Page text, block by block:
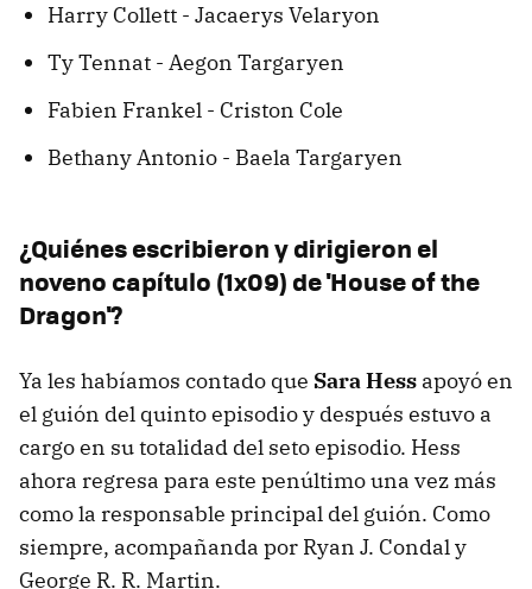
Harry Collett - Jacaerys Velaryon
Ty Tennat - Aegon Targaryen
Fabien Frankel - Criston Cole
Bethany Antonio - Baela Targaryen
¿Quiénes escribieron y dirigieron el
noveno capítulo (1x09) de 'House of the
Dragon'?
Ya les habíamos contado que Sara Hess apoyó en
el guión del quinto episodio y después estuvo a
cargo en su totalidad del seto episodio. Hess
ahora regresa para este penúltimo una vez más
como la responsable principal del guión. Como
siempre, acompañanda por Ryan J. Condal y
George R. R. Martin.